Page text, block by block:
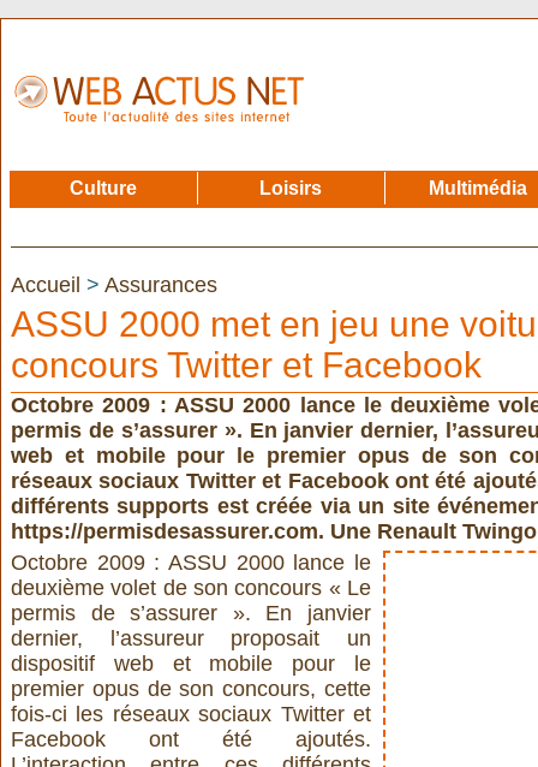
Accueil > Assurances
ASSU 2000 met en jeu une
concours Twitter et Facebook
Octobre 2009 : ASSU 2000 lance le deuxième
permis de s’assurer ». En janvier dernier,
web et mobile pour le premier opus de son
réseaux sociaux Twitter et Facebook ont été
différents supports est créée via un site
https://permisdesassurer.com. Une Renault
Octobre 2009 : ASSU 2000lance le
deuxième volet de son concours « Le
permis de s’assurer ». En janvier
dernier, l’assureur proposait un
dispositif web et mobile pour le
premier opus de son concours, cette
fois-ci les réseaux sociaux Twitter et
Facebook ont été ajoutés.
Culture Loisirs Multimédia